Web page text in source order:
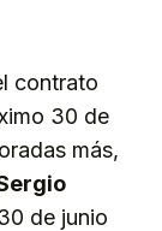
contrato
30 de
más,
de junio